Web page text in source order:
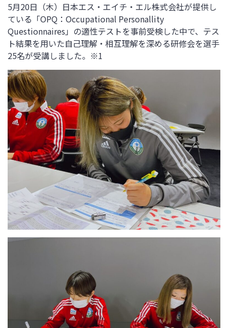
5月20日（木）日本エス・エイチ・エル株式会社が提供し
ている「OPQ：Occupational Personallity
Questionnaires」の適性テストを事前受検した中で、テス
ト結果を用いた自己理解・相互理解を深める研修会を選手
25名が受講しました。※1